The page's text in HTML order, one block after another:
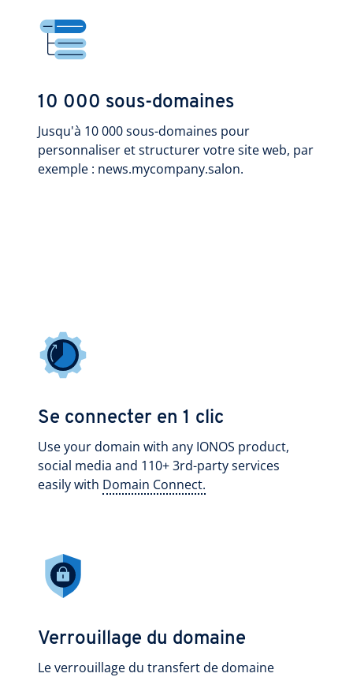
10 000 sous-domaines
Jusqu'à 10 000 sous-domaines pour
personnaliser et structurer votre site web, par
exemple : news.mycompany.salon.
Se connecter en 1 clic
Use your domain with any IONOS product,
social media and 110+ 3rd-party services
easily with Domain Connect.
Verrouillage du domaine
Le verrouillage du transfert de domaine